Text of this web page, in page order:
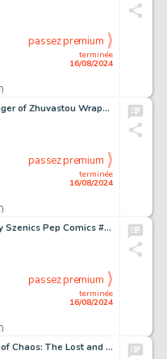
terminée
16/08/2024
passez premium
Les Edwards Messenger of Zhuvastou Wraparound Novel Cover Painting Original Art (Littlehampton Book Services Ltd, 1977).
terminée
16/08/2024
passez premium
Harry Lucey and Terry Szenics Pep Comics #135 Complete 6-Page Story "The Deep Six" Original Art (Archie, 1959). (Total: 6 Original Art)
terminée
16/08/2024
passez premium
Adrian Smith Realm of Chaos: The Lost and the Damned Page 212 Illustration Original Art (Games Workshop, 1990).